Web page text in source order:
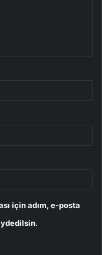
için adım, e-posta